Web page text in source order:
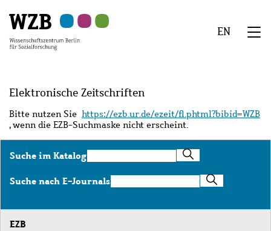
Hauptinhalt
springen
Navigation
springen
Suche
springen
Sekundärnavigation
springen
Fußzeile
springen
EN
Elektronische Zeitschriften
Bitte nutzen Sie https://ezb.ur.de/ezeit/fl.phtml?bibid=WZB
, wenn die EZB-Suchmaske nicht erscheint.
Suche im KatalogSuche
im
Katalog
Suche nach E-JournalsSuche
nach
Journals
EZB